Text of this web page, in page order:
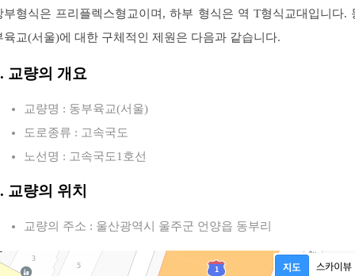
부형식은 프리플렉스형교이며, 하부 형식은 역 T형식교대입니다.
육교(서울)에 대한 구체적인 제원은 다음과 같습니다.
교량의 개요
교량명 : 동부육교(서울)
도로종류 : 고속국도
노선명 : 고속국도1호선
교량의 위치
교량의 주소 : 울산광역시 울주군 언양읍 동부리